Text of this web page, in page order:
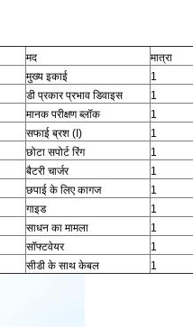
मद
मात्रा
मुख्य इकाई
1
डी प्रकार प्रभाव डिवाइस
1
मानक परीक्षण ब्लॉक
1
सफाई ब्रश (I)
1
छोटा सपोर्ट रिंग
1
बैटरी चार्जर
1
छपाई के लिए कागज
1
गाइड
1
साधन का मामला
1
सॉफ्टवेयर
1
सीडी के साथ केबल 1